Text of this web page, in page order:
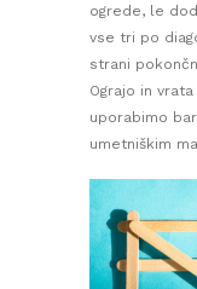
ogrede, le
vse tri po
strani
Ograjo in
uporabimo
umetniškim